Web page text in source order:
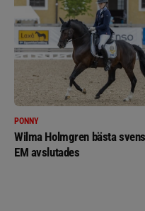
PONNY
Wilma Holmgren bästa
EM avslutades